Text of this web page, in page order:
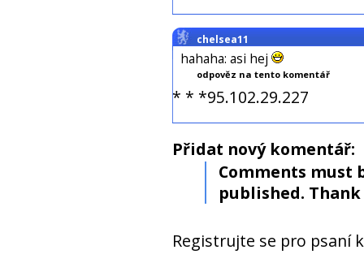
chelsea11
hahaha: asi hej
odpověz na tento komentář
* * *95.102.29.227
Přidat nový komentář:
Comments must
published. Thank
Registrujte se pro psaní